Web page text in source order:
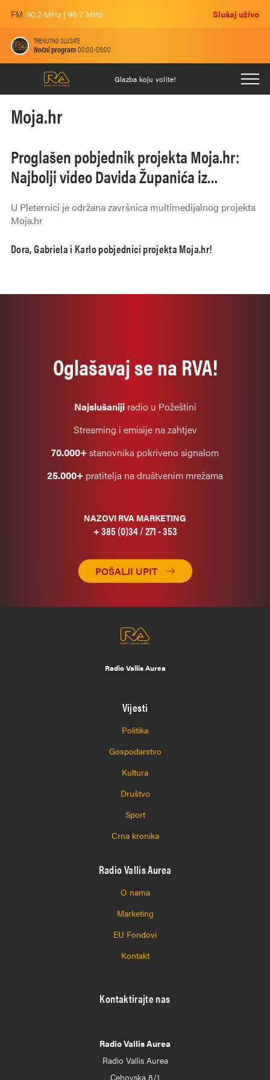
FM 90.2 MHz | 96.7 MHz Slušaj uživo
TRENUTNO SLUŠATE
Noćni program00:00-06:00
Glazba koju volite!
Moja.hr
Proglašen pobjednik projekta Moja.hr:
Najbolji video Davida Županića iz
U Pleternici je održana završnica multimedijalnog projekta
Moja.hr
Dora, Gabriela i Karlo pobjednici projekta Moja.hr!
Oglašavaj se na RVA!
Najslušanijiradio u Požeštini
Streaming i emisije na zahtjev
70.000+stanovnika pokriveno signalom
25.000+ pratitelja na društvenim mrežama
NAZOVI RVA MARKETING
+ 385 (0)34 / 271 - 353
POŠALJI UPIT
Radio Vallis Aurea
Vijesti
Politika
Gospodarstvo
Kultura
Društvo
Sport
Crna kronika
Radio Vallis Aurea
O nama
Marketing
EU Fondovi
Kontakt
Kontaktirajte nas
Radio Vallis Aurea
Radio Vallis Aurea
Cehovska 8/1